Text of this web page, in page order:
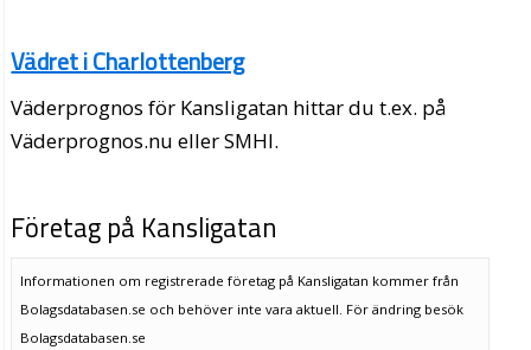
Vädret i Charlottenberg
Väderprognos för Kansligatan hittar du t.ex. på
Väderprognos.nu eller SMHI.
Företag på Kansligatan
Informationen om registrerade företag på Kansligatan kommer från
Bolagsdatabasen.se och behöver inte vara aktuell. För ändring besök
Bolagsdatabasen.se